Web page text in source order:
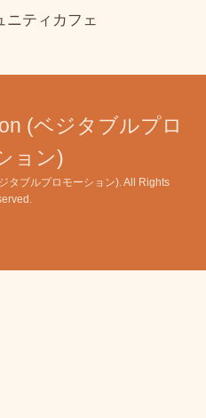
ニティカフェ
(ベジタブルプロ
ョン)
タブルプロモーション) . All Rights